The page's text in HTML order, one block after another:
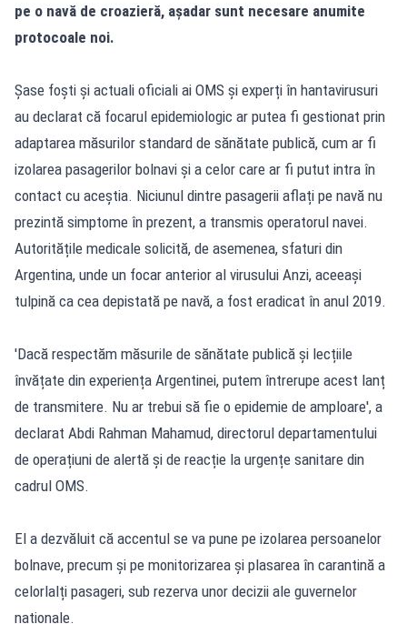
pe o navă de croazieră, așadar sunt necesare anumite
protocoale noi.
Șase foști și actuali oficiali ai OMS și experți în hantavirusuri
au declarat că focarul epidemiologic ar putea fi gestionat prin
adaptarea măsurilor standard de sănătate publică, cum ar fi
izolarea pasagerilor bolnavi și a celor care ar fi putut intra în
contact cu aceștia. Niciunul dintre pasagerii aflați pe navă nu
prezintă simptome în prezent, a transmis operatorul navei.
Autoritățile medicale solicită, de asemenea, sfaturi din
Argentina, unde un focar anterior al virusului Anzi, aceeași
tulpină ca cea depistată pe navă, a fost eradicat în anul 2019.
'Dacă respectăm măsurile de sănătate publică și lecțiile
învățate din experiența Argentinei, putem întrerupe acest lanț
de transmitere. Nu ar trebui să fie o epidemie de amploare', a
declarat Abdi Rahman Mahamud, directorul departamentului
de operațiuni de alertă și de reacție la urgențe sanitare din
cadrul OMS.
El a dezvăluit că accentul se va pune pe izolarea persoanelor
bolnave, precum și pe monitorizarea și plasarea în carantină a
celorlalți pasageri, sub rezerva unor decizii ale guvernelor
naționale.